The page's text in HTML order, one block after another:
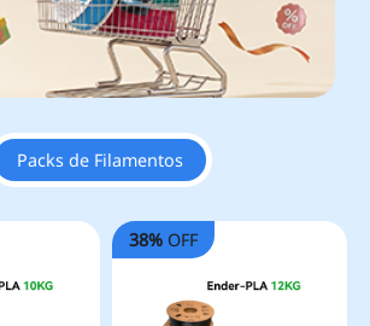
Packs de Filamentos
38%OFF